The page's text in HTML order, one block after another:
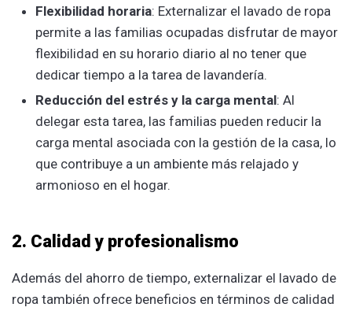
Flexibilidad horaria: Externalizar el lavado de ropa
permite a las familias ocupadas disfrutar de mayor
flexibilidad en su horario diario al no tener que
dedicar tiempo a la tarea de lavandería.
Reducción del estrés y la carga mental: Al
delegar esta tarea, las familias pueden reducir la
carga mental asociada con la gestión de la casa, lo
que contribuye a un ambiente más relajado y
armonioso en el hogar.
2. Calidad y profesionalismo
Además del ahorro de tiempo, externalizar el lavado de
ropa también ofrece beneficios en términos de calidad